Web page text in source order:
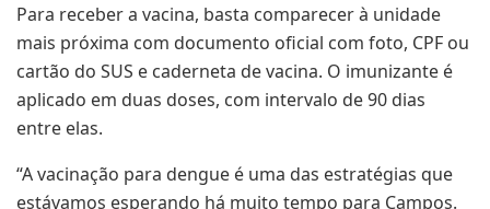
Para receber a vacina, basta comparecer à unidade
mais próxima com documento oficial com foto, CPF ou
cartão do SUS e caderneta de vacina. O imunizante é
aplicado em duas doses, com intervalo de 90 dias
entre elas.
“A vacinação para dengue é uma das estratégias que
estávamos esperando há muito tempo para Campos.